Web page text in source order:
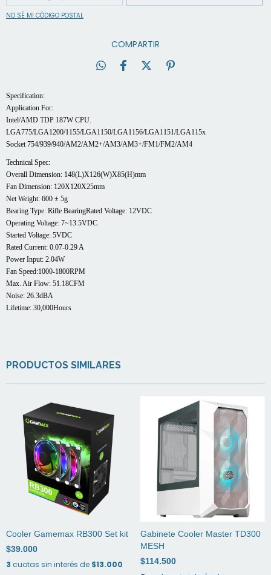
NO SÉ MI CÓDIGO POSTAL
COMPARTIR
Specification:
Application For:
Intel/AMD TDP 187W CPU.
LGA775/LGA1200/1155/LGA1150/LGA1156/LGA1151/LGA115x
Socket 754/939/940/AM2/AM2+/AM3/AM3+/FM1/FM2/AM4
Technical Spec:
Overall Dimension: 148(L)X126(W)X85(H)mm
Fan Dimension: 120X120X25mm
Net Weight: 600 ± 5g
Bearing Type: Rifle BearingRated Voltage: 12VDC
Operating Voltage: 7~13.5VDC
Started Voltage: 5VDC
Rated Current: 0.07-0.29 A
Power Input: 2.04W
Fan Speed:1000-1800RPM
Max. Air Flow: 51.18CFM
Noise: 26.3dBA
Lifetime: 30,000Hours
PRODUCTOS SIMILARES
Cooler Gamemax RB300 Set kit
$39.000
3 cuotas sin interés de $13.000
Gabinete Cooler Master TD300
MESH
$114.500